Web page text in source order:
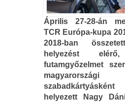
Április 27-28-án
TCR Európa-kupa
2018-ban
helyezést
futamgyőzelmet
magyarországi
helyezett Nagy